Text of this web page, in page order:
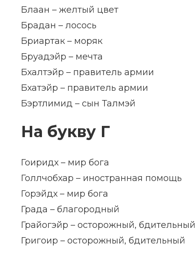
Блаан – желтый цвет
Брадан – лосось
Бриартак – моряк
Бруадэйр – мечта
Бхалтэйр – правитель армии
Бхатэйр – правитель армии
Бэртлимид – сын Талмэй
На букву Г
Гоиридх – мир бога
Голлчобхар – иностранная помощь
Горэйдх – мир бога
Града – благородный
Грайогэйр – осторожный, бдительный
Григоир – осторожный, бдительный